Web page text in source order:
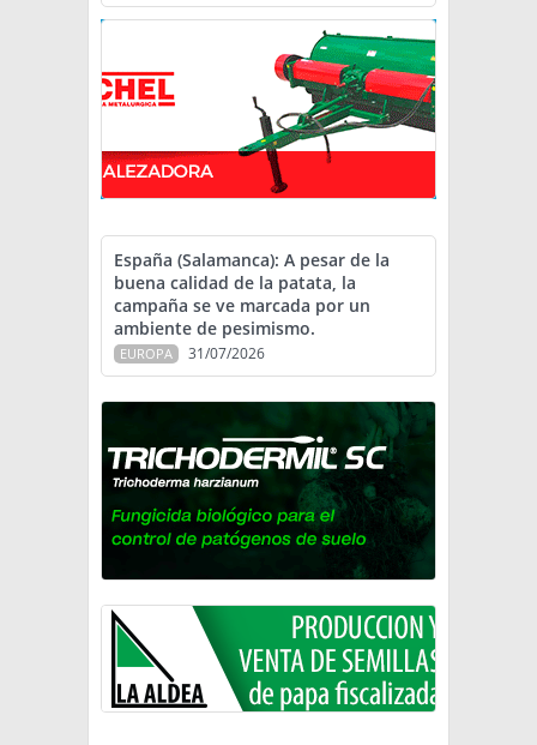
España (Salamanca): A pesar de la
buena calidad de la patata, la
campaña se ve marcada por un
ambiente de pesimismo.
EUROPA 31/07/2026